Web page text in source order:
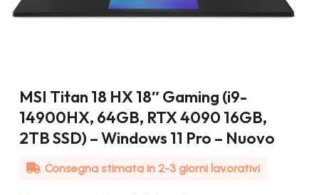
MSI Titan 18 HX 18″ Gaming (i9-
14900HX, 64GB, RTX 4090 16GB,
2TB SSD) – Windows 11 Pro – Nuovo
Consegna stimata in 2-3 giorni lavorativi